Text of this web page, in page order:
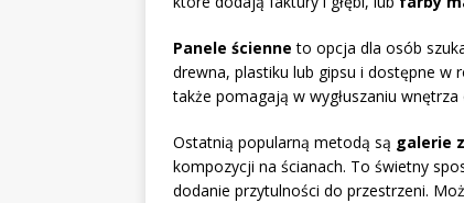
Panele ścienne to opcja dla osób
drewna, plastiku lub gipsu i dostępne w
także pomagają w wygłuszaniu
Ostatnią popularną metodą są galerie
kompozycji na ścianach. To świetny
dodanie przytulności do przestrzeni.